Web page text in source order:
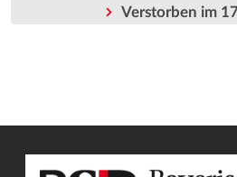
Verstorben im